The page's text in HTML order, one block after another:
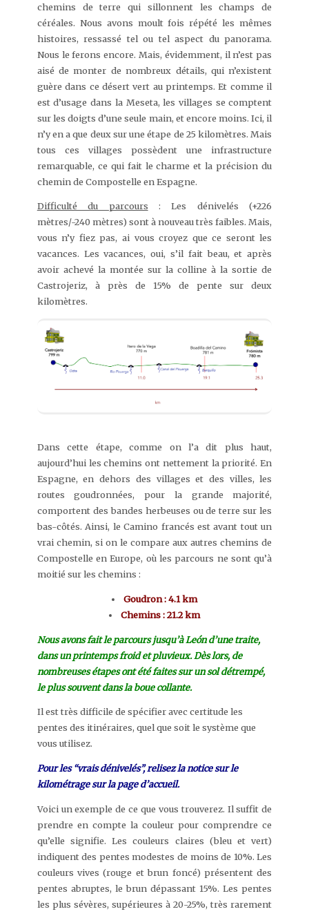
chemins de terre qui sillonnent les champs de
céréales. Nous avons moult fois répété les mêmes
histoires, ressassé tel ou tel aspect du panorama.
Nous le ferons encore. Mais, évidemment, il n’est pas
aisé de monter de nombreux détails, qui n’existent
guère dans ce désert vert au printemps. Et comme il
est d’usage dans la Meseta, les villages se comptent
sur les doigts d’une seule main, et encore moins. Ici, il
n’y en a que deux sur une étape de 25 kilomètres. Mais
tous ces villages possèdent une infrastructure
remarquable, ce qui fait le charme et la précision du
chemin de Compostelle en Espagne.
Difficulté du parcours : Les dénivelés (+226
mètres/-240 mètres) sont à nouveau très faibles. Mais,
vous n’y fiez pas, ai vous croyez que ce seront les
vacances. Les vacances, oui, s’il fait beau, et après
avoir achevé la montée sur la colline à la sortie de
Castrojeriz, à près de 15% de pente sur deux
kilomètres.
Dans cette étape, comme on l’a dit plus haut,
aujourd’hui les chemins ont nettement la priorité. En
Espagne, en dehors des villages et des villes, les
routes goudronnées, pour la grande majorité,
comportent des bandes herbeuses ou de terre sur les
bas-côtés. Ainsi, le Camino francés est avant tout un
vrai chemin, si on le compare aux autres chemins de
Compostelle en Europe, où les parcours ne sont qu’à
moitié sur les chemins :
Goudron : 4.1 km
Chemins : 21.2 km
Nous avons fait le parcours jusqu’àLeón d’une traite,
dans un printemps froid et pluvieux. Dès lors, de
nombreuses étapes ont été faites sur un sol détrempé,
le plus souvent dans la boue collante.
Il est très difficile de spécifier avec certitude les
pentes des itinéraires, quel que soit le système que
vous utilisez.
Pour les “vrais dénivelés”, relisez la notice sur le
kilométrage sur la page d’accueil.
Voici un exemple de ce que vous trouverez. Il suffit de
prendre en compte la couleur pour comprendre ce
qu’elle signifie. Les couleurs claires (bleu et vert)
indiquent des pentes modestes de moins de 10%. Les
couleurs vives (rouge et brun foncé) présentent des
pentes abruptes, le brun dépassant 15%. Les pentes
les plus sévères, supérieures à 20-25%, très rarement